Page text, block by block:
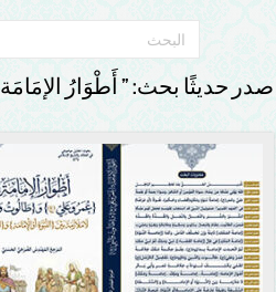
صدر حديثًا بحث: ” أَطْوَارُ الإمَامَة